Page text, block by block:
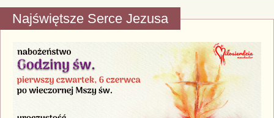
Najświętsze Serce Jezusa